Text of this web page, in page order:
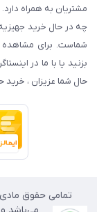
مشتریان به همراه دارد.
چه در حال خرید
شماست. برای مشاهده
بزنید یا با ما در
حال شما عزیزان ،
تمامی حقوق